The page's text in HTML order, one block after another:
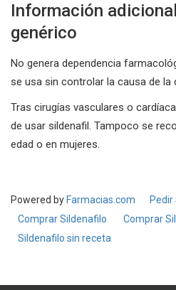
Información
genérico
No genera dependencia
se usa sin controlar la causa de la
Tras cirugías vasculares o
de usar sildenafil. Tampoco se
edad o en mujeres.
Powered by Farmacias.com
Pedir
Comprar Sildenafilo
Comprar
Sildenafilo sin receta